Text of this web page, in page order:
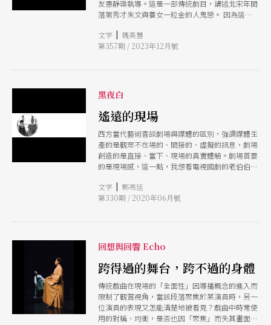
友惠靜嶺執導。這是一部傳統劇目，講述北宋年間
落第秀才朱文與養女一粒金的人鬼戀。 因為這項
桃房」開始密集接觸，先是在上半年請來蘆川羊
子、天乃宇受美等3位舞踏表演者來台舉辦兩次舞
北藝術大學舉辦的工作坊，那是我第一次看到大野
一雄示範，看到一位年邁的男性模擬女性動作，還
有大野慶人帶領學員做的步行練習。整體而言，並
不吸引我。後來回想，當時我認為雅俗共賞的藝
術，需要合乎小孩與年長者的喜好，習慣的是和
諧、對稱的美感，大野一雄透過表演所要傳達的事
物，對我是陌生的，以至於無法在短時間內產生共
鳴。像初看Rika（秦Kanoko）的舞踏時，我對她
被帶入她的表演，感覺到她一顰一笑中的精神性與
動靜，開始思考表演中想傳達什麼之後 ，才喜歡
開各部位的「眼睛」為指示，更著重在「部位與空
間所產生的細微體會｣，因此，在練習中除了努力
感知少用的身體部位之外，也需要更專注地覺察動
作時的氣流、風的吹動、光線的溫度、與建築物的
距離、所在空間的材質等關係。由於蘆川在過程中
給予的指示相當明確，使學員容易進入、感知身
體。至於模擬大自然的想像練習，則產生放棄自
我、歸零，而後改變身體質感以達到變身的效果。
文字 | 魏美慧
第357期 / 2023年12月號
黑夜白
遙遠的現場
西方當代藝術喜談劇場與媒體的區別，強調媒體生
產的是觀眾不在場的、間接的、虛擬的訊息，劇場
創造的是直接、當下、現場的真實體驗。劇場首要
的是現場感，這一點，我想看電視國劇的老伯伯也
截然對立，這很像電子媒體時代的劇場，被逼到絕
境的某種症狀。失去和其他地方的地緣關係，劇場
文字 | 郭亮廷
第330期 / 2020年06月號
回想與回響 Echo
跨得過的舞台，跨不過的身體
傳統戲曲在現場的「全面性」因導播概念的進入而
限制了觀賞視角，當該段落聚焦於某演員時，另一
位演員的表現又怎能清楚地被看見？戲曲中時常使
用的對稱、均衡，是否也因「聚焦」而失其畫面與